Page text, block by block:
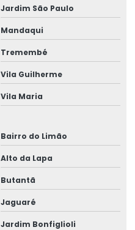
Jardim São Paulo
Mandaqui
Tremembé
Vila Guilherme
Vila Maria
Bairro do Limão
Alto da Lapa
Butantã
Jaguaré
Jardim Bonfiglioli